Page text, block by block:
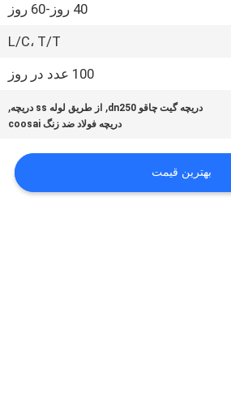
40 روز-60 روز
L/C، T/T
100 عدد در روز
دریچه گیت چاقو dn250 , از طریق لوله ss دریچه ,
دریچه فولاد ضد زنگ coosai
بهترین قیمت